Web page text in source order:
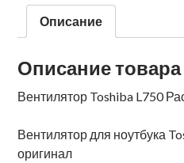
Описание
Описание товара
Вентилятор Toshiba L750
Вентилятор для ноутбука
оригинал